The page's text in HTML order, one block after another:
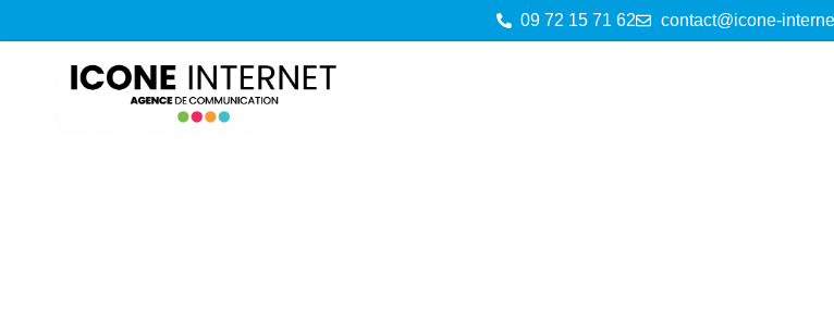
09 72 15 71 62 contact@icone-